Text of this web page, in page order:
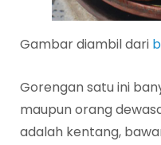
Gambar diambil dari
Gorengan satu ini
maupun orang
adalah kentang,